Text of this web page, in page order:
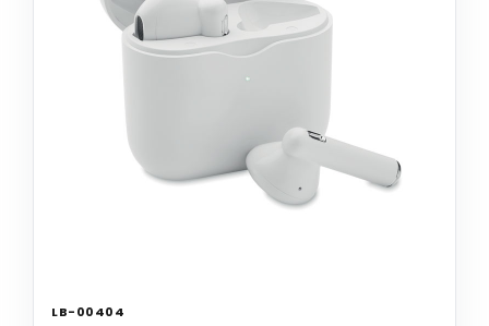
LB-00404